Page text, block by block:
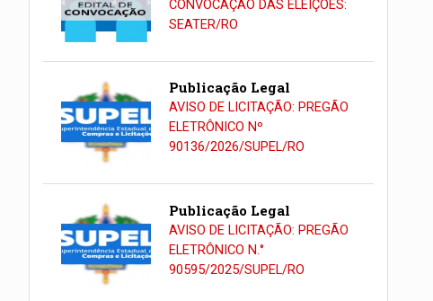
CONVOCAÇÃO DAS ELEIÇÕES:
SEATER/RO
Publicação Legal
AVISO DE LICITAÇÃO: PREGÃO
ELETRÔNICO Nº
90136/2026/SUPEL/RO
Publicação Legal
AVISO DE LICITAÇÃO: PREGÃO
ELETRÔNICO N.°
90595/2025/SUPEL/RO